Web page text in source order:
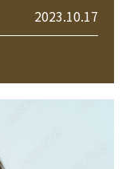
2023.10.17